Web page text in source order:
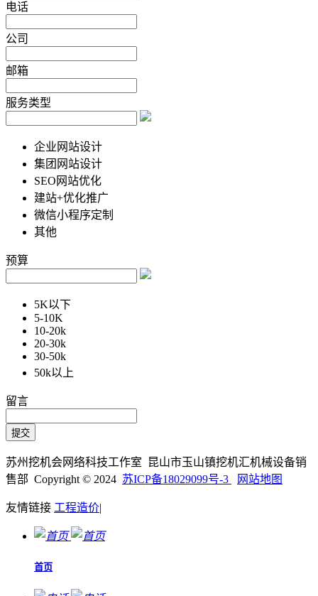
电话
公司
邮箱
服务类型
企业网站设计
集团网站设计
SEO网站优化
建站+优化推广
微信小程序定制
其他
预算
5K以下
5-10K
10-20k
20-30k
30-50k
50k以上
留言
苏州挖机会网络科技工作室 昆山市玉山镇挖机汇机械设备销
售部 Copyright © 2024 苏ICP备18029099号-3 网站地图
友情链接 工程造价|
首页